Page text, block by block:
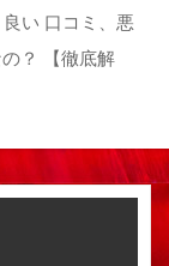
い 口コミ、悪
？ 【徹底解